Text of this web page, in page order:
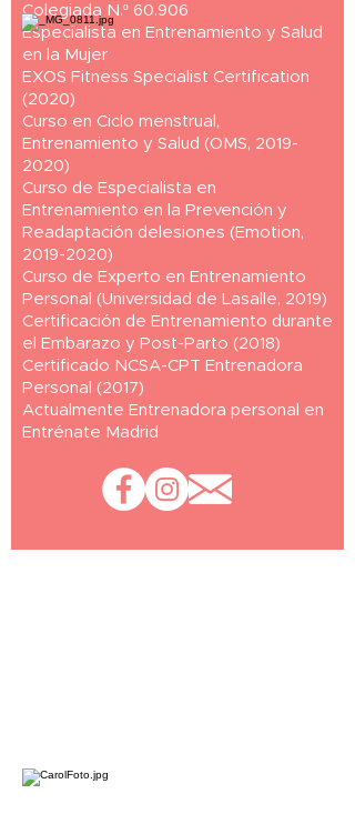
Colegiada N.º 60.906
Especialista en Entrenamiento y Salud
en la Mujer
EXOS Fitness Specialist Certification
(2020)
Curso en Ciclo menstrual,
Entrenamiento y Salud (OMS, 2019-
2020)
Curso de Especialista en
Entrenamiento en la Prevención y
Readaptación delesiones (Emotion,
2019-2020)
Curso de Experto en Entrenamiento
Personal (Universidad de Lasalle, 2019)
Certificación de Entrenamiento durante
el Embarazo y Post-Parto (2018)
Certificado NCSA-CPT Entrenadora
Personal (2017)
Actualmente Entrenadora personal en
Entrénate Madrid